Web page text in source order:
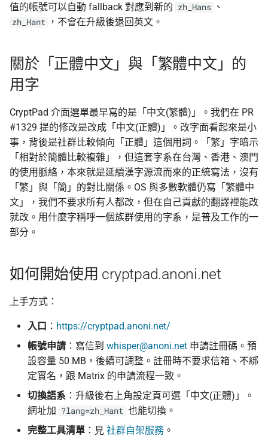
值的帳號可以自動 fallback 對應到新的 zh_Hans 、
zh_Hant ，不會在升級後退回英文。
關於「正體中文」與「繁體中文」的
用字
CryptPad 介面選單最早寫的是「中文(繁體)」。我們在 PR
#1329 提的修改是改成「中文(正體)」。改字面看起來是小
事，背後是社群比較傾向「正體」這個用詞。「繁」字暗示
「相對於簡體比較複雜」，但這套字系在台灣、香港、澳門
的使用脈絡，本來就是延續漢字源流而來的正統寫法，沒有
「繁」與「簡」的對比關係。OS 與多數軟體仍寫「繁體中
文」，我們不要求所有人都改，但在自己貢獻的翻譯裡能改
就改。用什麼字稱呼一個族群使用的字系，是普及工作的一
部分。
如何開始使用 cryptpad.anoni.net
上手方式：
入口 ： https://cryptpad.anoni.net/
帳號申請 ：寫信到 whisper@anoni.net 申請註冊碼。預
設容量 50 MB，後續可調整。註冊時不要求信箱、不綁
定實名，跟 Matrix 的申請流程一致。
切換語系 ：升級後右上角設定頁可選「中文(正體)」。
網址加 ?lang=zh_Hant 也能切換。
完整工具清單 ：見 社群自架服務 。